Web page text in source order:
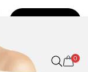
0